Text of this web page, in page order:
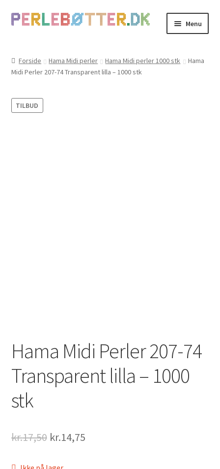
Spring
Spring
Menu
Kasse
Kontakt
Forside Hama Midi perler Hama Midi perler 1000 stk
Hama
Midi Perler 207-74 Transparent lilla – 1000 stk
TILBUD
Hama Midi Perler 207-74
Transparent lilla – 1000
stk
kr.17,50 Original
kr.14,75Current